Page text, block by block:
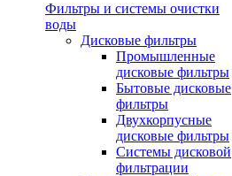
Фильтры и системы очистки
воды
Дисковые фильтры
Промышленные
дисковые фильтры
Бытовые дисковые
фильтры
Двухкорпусные
дисковые фильтры
Системы дисковой
фильтрации